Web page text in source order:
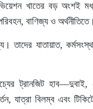
খাতের বড় অংশই
বাণিজ্য ও অর্থনীতিতে।
তাদের যাতায়াত,
ট্রানজিট
যাত্রা বিলম্ব এবং